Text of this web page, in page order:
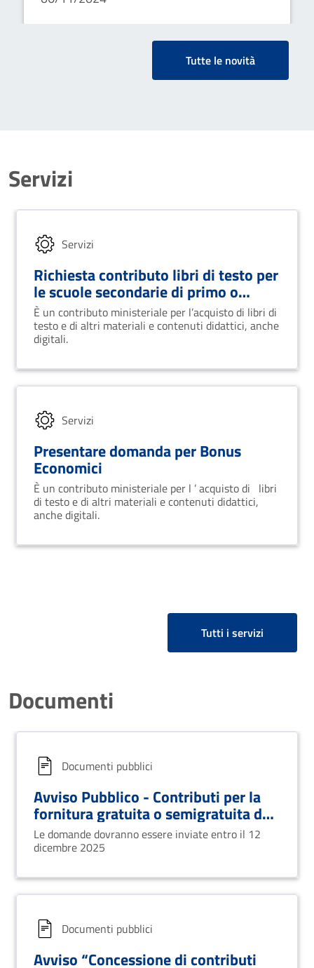
secondaria di secondo grado.
Tutte le novità
Servizi
Servizi
Richiesta contributo libri di testo per
le scuole secondarie di primo o
secondo grado
È un contributo ministeriale per l’acquisto di libri di
testo e di altri materiali e contenuti didattici, anche
digitali.
Servizi
Presentare domanda per Bonus
Economici
È un contributo ministeriale per l ’ acquisto di libri
di testo e di altri materiali e contenuti didattici,
anche digitali.
Tutti i servizi
Documenti
Documenti pubblici
Avviso Pubblico - Contributi per la
fornitura gratuita o semigratuita dei
libri di testo a.s. 2025/2026
Le domande dovranno essere inviate entro il 12
dicembre 2025
Documenti pubblici
Avviso “Concessione di contributi